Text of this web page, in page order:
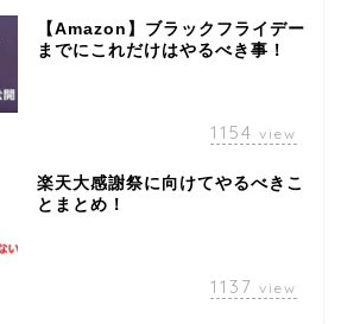
【Amazon】ブラックフライデー
までにこれだけはやるべき事！
1154 view
楽天大感謝祭に向けてやるべきこ
とまとめ！
1137 view